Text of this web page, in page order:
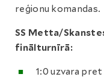
reģionu komandas.
SS Metta/
finālturnīrā:
1:0 uzvara pret